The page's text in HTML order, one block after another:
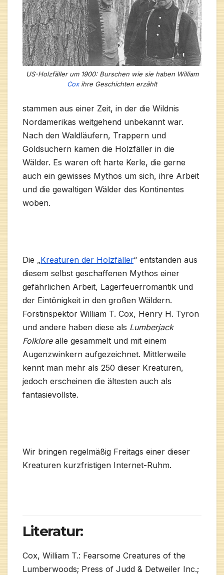
US-Holzfäller um 1900: Burschen wie sie haben William
Coxihre Geschichten erzählt
stammen aus einer Zeit, in der die Wildnis
Nordamerikas weitgehend unbekannt war.
Nach den Waldläufern, Trappern und
Goldsuchern kamen die Holzfäller in die
Wälder. Es waren oft harte Kerle, die gerne
auch ein gewisses Mythos um sich, ihre Arbeit
und die gewaltigen Wälder des Kontinentes
woben.
Die „Kreaturen der Holzfäller“ entstanden aus
diesem selbst geschaffenen Mythos einer
gefährlichen Arbeit, Lagerfeuerromantik und
der Eintönigkeit in den großen Wäldern.
Forstinspektor William T. Cox, Henry H. Tyron
und andere haben diese als Lumberjack
Folklorealle gesammelt und mit einem
Augenzwinkern aufgezeichnet. Mittlerweile
kennt man mehr als 250 dieser Kreaturen,
jedoch erscheinen die ältesten auch als
fantasievollste.
Wir bringen regelmäßig Freitags einer dieser
Kreaturen kurzfristigen Internet-Ruhm.
Literatur:
Cox, William T.: Fearsome Creatures of the
Lumberwoods; Press of Judd & Detweiler Inc.;